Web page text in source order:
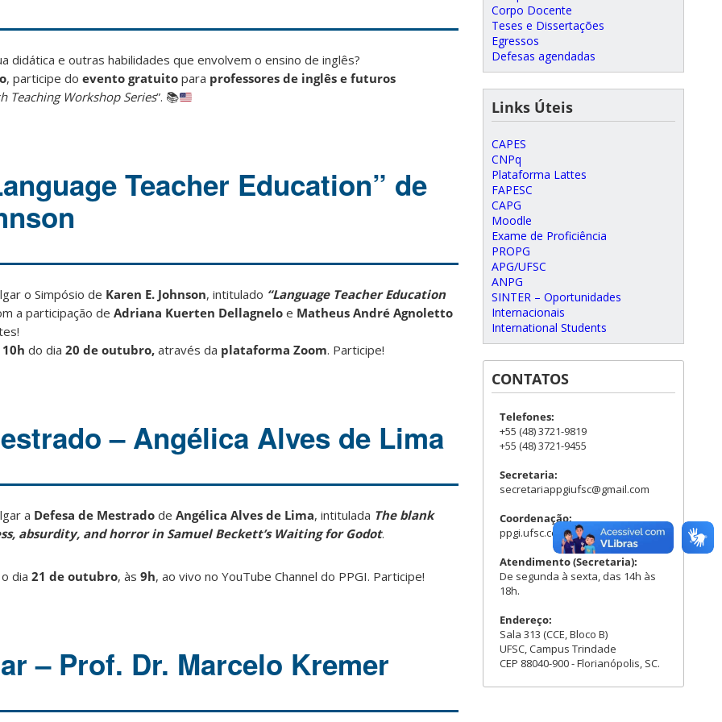
didática e outras habilidades que envolvem o ensino de inglês?
, participe do evento gratuito para professores de inglês e futuros
Teaching Workshop Series”. 📚
Teacher Education” de
o Simpósio de Karen E. Johnson, intitulado “Language TeacherEducation
a participação de Adriana Kuerten Dellagnelo e Matheus André Agnoletto
10h do dia 20 de outubro, através da plataforma Zoom. Participe!
– Angélica Alves de Lima
a Defesa de Mestrado de Angélica Alves de Lima, intitulada The blank
absurdity, and horror in Samuel Beckett’s Waiting for Godot.
dia 21 de outubro, às 9h, ao vivo no YouTube Channel do PPGI. Participe!
– Prof. Dr. Marcelo Kremer
Corpo Docente
Teses e Dissertações
Egressos
Defesas agendadas
Links Úteis
CAPES
CNPq
Plataforma Lattes
FAPESC
CAPG
Moodle
Exame de Proficiência
PROPG
APG/UFSC
ANPG
SINTER – Oportunidades
Internacionais
International Students
CONTATOS
Telefones:
+55 (48) 3721-9819
+55 (48) 3721-9455
Secretaria:
secretariappgiufsc@gmail.com
Coordenação:
ppgi.ufsc.coord@gmail.com
Atendimento (Secretaria):
De segunda à sexta, das 14h às
18h.
Endereço:
Sala 313 (CCE, Bloco B)
UFSC, Campus Trindade
CEP 88040-900 - Florianópolis, SC.